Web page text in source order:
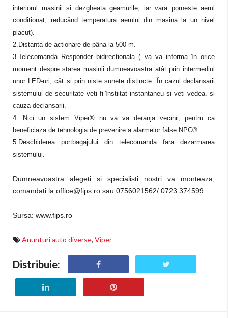
interiorul masinii si dezgheata geamurile, iar vara porneste aerul
conditionat, reducând temperatura aerului din masina la un nivel
placut).
2.Distanta de actionare de pâna la 500 m.
3.Telecomanda Responder bidirectionala ( va va informa în orice
moment despre starea masinii dumneavoastra atât prin intermediul
unor LED-uri, cât si prin niste sunete distincte. În cazul declansarii
sistemului de securitate veti fi înstiitat instantaneu si veti vedea. si
cauza declansarii.
4. Nici un sistem Viper® nu va va deranja vecinii, pentru ca
beneficiaza de tehnologia de prevenire a alarmelor false NPC®.
5.Deschiderea portbagajului din telecomanda fara dezarmarea
sistemului.
Dumneavoastra alegeti si specialisti nostri va monteaza,
comandati la office@fips.ro sau 0756021562/ 0723 374599.
Sursa: www.fips.ro
Anunturi auto diverse, Viper
Distribuie: